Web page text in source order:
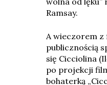
Ramsay.
A wieczorem z
publicznością
się Cicciolina
po projekcji
bohaterką